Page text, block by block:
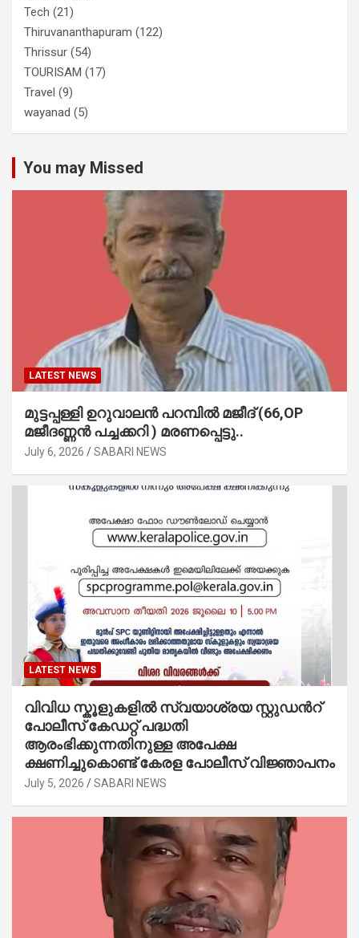
Tech (21)
Thiruvananthapuram (122)
Thrissur (54)
TOURISAM (17)
Travel (9)
wayanad (5)
You may Missed
LATEST NEWS
മുട്ടപ്പള്ളി ഉറുവാലൻ പറമ്പിൽ മജീദ് (66,OP
മജീദണ്ണൻ പച്ചക്കറി ) മരണപ്പെട്ടു..
July 6, 2026 SABARI NEWS
LATEST NEWS
വിവിധ സ്കൂളുകളില്‍ സ്വയാശ്രയ സ്റ്റുഡന്‍റ്
പോലീസ് കേഡറ്റ് പദ്ധതി
ആരംഭിക്കുന്നതിനുള്ള അപേക്ഷ
ക്ഷണിച്ചുകൊണ്ട് കേരള പോലീസ് വിജ്ഞാപനം
July 5, 2026 SABARI NEWS